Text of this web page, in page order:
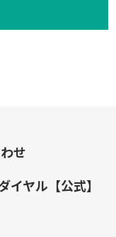
せ
ヤル【公式】